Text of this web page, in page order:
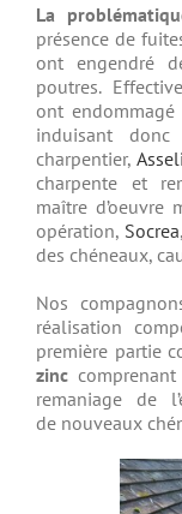
La
présence de
ont engendré
poutres.
ont
induisant
charpentier,
charpente et
maître d’oeuvre
opération, Socrea
des chéneaux,
Nos
réalisation
première partie
zinc
remaniage de
de nouveaux